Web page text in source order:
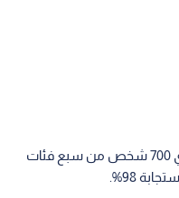
عينة قادة الرأي: بلغ حجم عينة قادة الرأي 700 شخص من سبع فئات